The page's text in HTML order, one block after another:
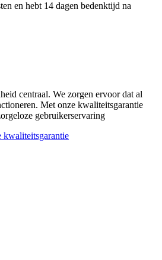
en hebt 14 dagen bedenktijd na
centraal. We zorgen ervoor dat al
Met onze kwaliteitsgarantie
gebruikerservaring
kwaliteitsgarantie